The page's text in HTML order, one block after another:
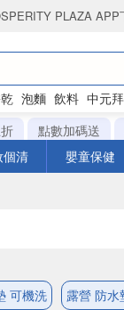
PLAZA APP
泡麵 飲料 中元
點數加碼送
個清 嬰童保健
可機洗 露營 防水